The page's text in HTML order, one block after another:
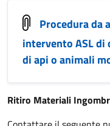
Procedura da
intervento ASL di
di api o animali
Ritiro Materiali